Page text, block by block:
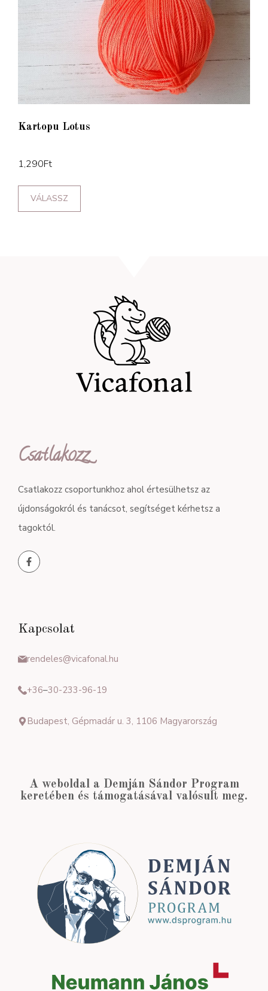
Kartopu Lotus
1,290Ft
VÁLASSZ
Csatlakozz
Csatlakozz csoportunkhoz ahol értesülhetsz az
újdonságokról és tanácsot, segítséget kérhetsz a
tagoktól.
Kapcsolat
rendeles@vicafonal.hu
+36–30-233-96-19
Budapest, Gépmadár u. 3, 1106 Magyarország
A weboldal a Demján Sándor Program
keretében és támogatásával valósult meg.